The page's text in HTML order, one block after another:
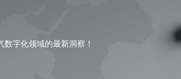
字化领域的最新洞察！